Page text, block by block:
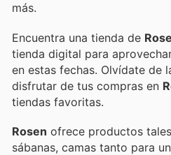
más.
Encuentra una tienda de
tienda digital para
en estas fechas. Olvídate de
disfrutar de tus compras en
tiendas favoritas.
Rosen ofrece productos
sábanas, camas tanto para